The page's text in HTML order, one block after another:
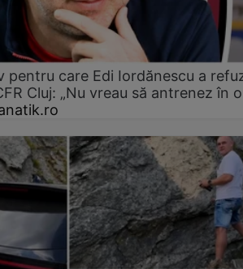
pentru care Edi Iordănescu a
Cluj: „Nu vreau să antrenez în